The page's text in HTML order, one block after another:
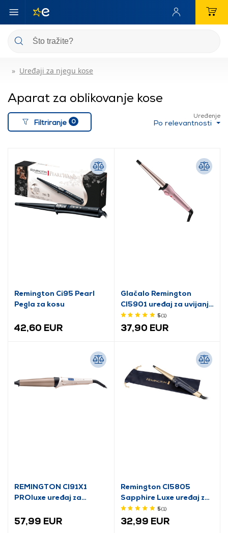
Uređaji za njegu kose
Aparat za oblikovanje kose
Filtriranje 0
Uređenje
Po relevantnosti
Remington Ci95 Pearl
Pegla za kosu
42,60 EUR
Glačalo Remington
CI5901 uređaj za uvijanje
kose Coconut Smooth
5(1)
37,90 EUR
REMINGTON CI91X1
PROluxe uređaj za
57,99 EUR
Remington CI5805
Sapphire Luxe uređaj za
uvijanje kosu, Deep
Blue/Champagne
5(1)
32,99 EUR